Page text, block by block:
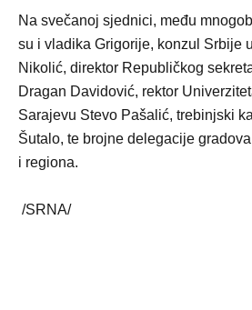
Na svečanoj sjednici, među
su i vladika Grigorije, konzul Srbije
Nikolić, direktor Republičkog
Dragan Davidović, rektor
Sarajevu Stevo Pašalić, trebinjski
Šutalo, te brojne delegacije
i regiona.
/SRNA/